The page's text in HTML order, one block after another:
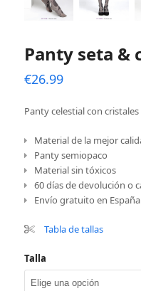
Panty seta &
€26.99
Panty celestial con cristales
Material de la mejor
Panty semiopaco
Material sin tóxicos
60 días de devolución o
Envío gratuito en
Tabla de tallas
Talla